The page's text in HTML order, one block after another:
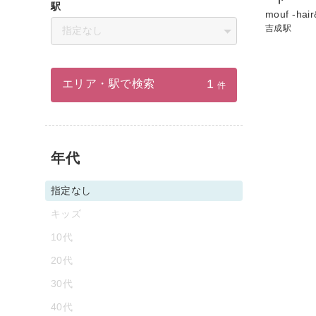
mouf -
吉成駅
駅
指定なし
エリア・駅で検索 1 件
年代
指定なし
キッズ
10代
20代
30代
40代